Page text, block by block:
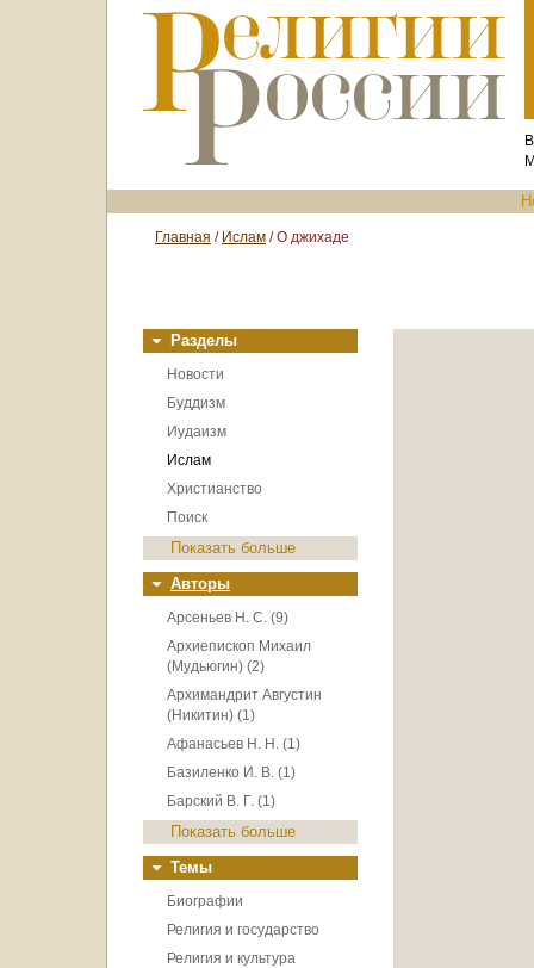
Главная / Ислам / О джихаде
Разделы
Новости
Буддизм
Иудаизм
Ислам
Христианство
Поиск
Показать больше
Авторы
Арсеньев Н. С. (9)
Архиепископ Михаил
(Мудьюгин) (2)
Архимандрит Августин
(Никитин) (1)
Афанасьев Н. Н. (1)
Базиленко И. В. (1)
Барский В. Г. (1)
Показать больше
Темы
Биографии
Религия и государство
Религия и культура